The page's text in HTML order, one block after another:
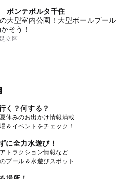
ポンテポルタ千住
大型室内公園！大型ボールプール
そう！
立区
く？何する？
休みのお出かけ情報満載
＆イベントをチェック！
に全力水遊び！
トラクション情報など
プール＆水遊びスポット